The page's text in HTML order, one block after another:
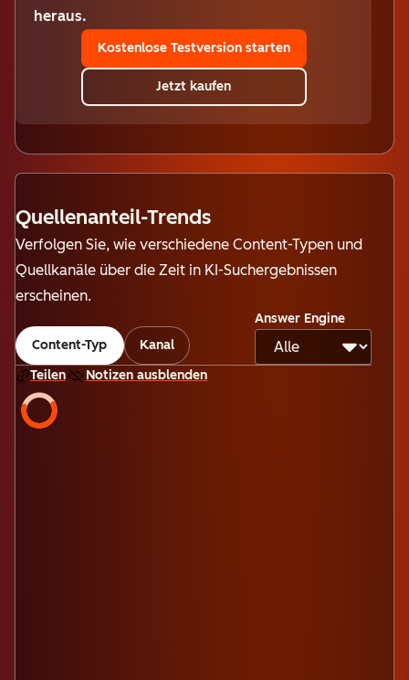
heraus.
Kostenlose Testversion starten
Jetzt kaufen
Quellenanteil-Trends
Verfolgen Sie, wie verschiedene Content-Typen und
Quellkanäle über die Zeit in KI-Suchergebnissen
erscheinen.
Content-Typ Kanal
Answer Engine
Teilen Notizen ausblenden